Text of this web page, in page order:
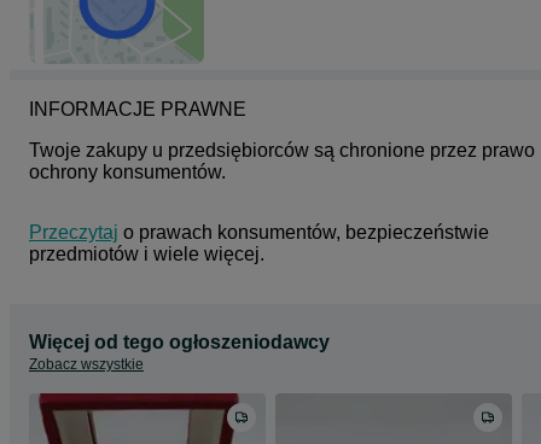
INFORMACJE PRAWNE
Twoje zakupy u przedsiębiorców są chronione przez prawo
ochrony konsumentów.
Przeczytaj o prawach konsumentów, bezpieczeństwie
przedmiotów i wiele więcej.
Więcej od tego ogłoszeniodawcy
Zobacz wszystkie